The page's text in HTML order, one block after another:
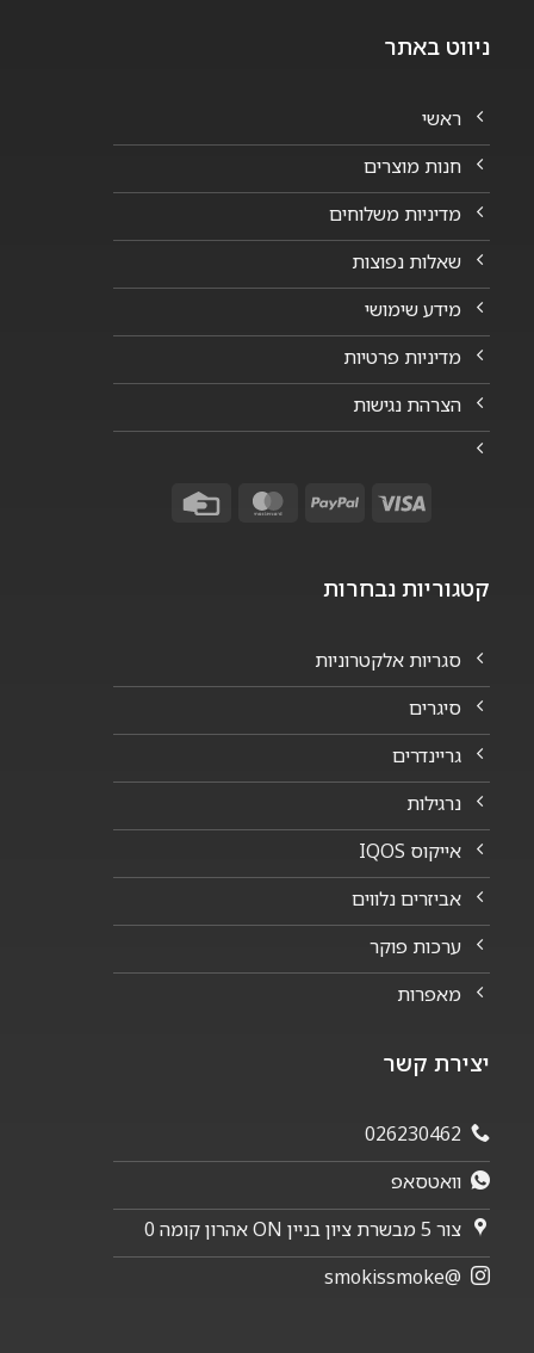
ניווט באתר
ראשי
חנות מוצרים
מדיניות משלוחים
שאלות נפוצות
מידע שימושי
מדיניות פרטיות
הצרהת נגישות
Visa
PayPal
MasterCard
קטגוריות נבחרות
סגריות אלקטרוניות
סיגרים
גריינדרים
נרגילות
אייקוס IQOS
אביזרים נלווים
ערכות פוקר
מאפרות
יצירת קשר
026230462
וואטסאפ
צור 5 מבשרת ציון בניין ON אהרון קומה 0
@smokissmoke